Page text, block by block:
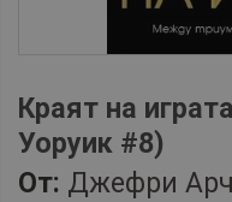
Краят на
Уоруик #8)
От: Джефри